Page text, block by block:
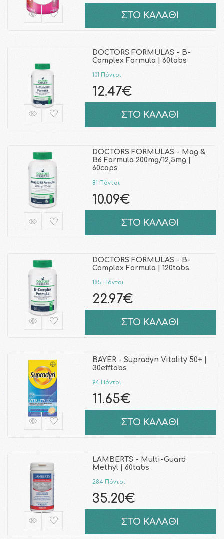
ΣΤΟ ΚΑΛΑΘΙ
DOCTORS FORMULAS - B-
Complex Formula | 60tabs
101 Πόντοι
12.47€
ΣΤΟ ΚΑΛΑΘΙ
DOCTORS FORMULAS - Mag &
B6 Formula 200mg/12,5mg |
60caps
81 Πόντοι
10.09€
ΣΤΟ ΚΑΛΑΘΙ
DOCTORS FORMULAS - B-
Complex Formula | 120tabs
185 Πόντοι
22.97€
ΣΤΟ ΚΑΛΑΘΙ
BAYER - Supradyn Vitality 50+ |
30efftabs
94 Πόντοι
11.65€
ΣΤΟ ΚΑΛΑΘΙ
LAMBERTS - Multi-Guard
Methyl | 60tabs
284 Πόντοι
35.20€
ΣΤΟ ΚΑΛΑΘΙ